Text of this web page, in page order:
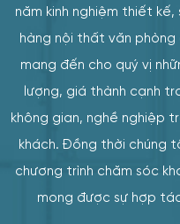
năm kinh nghiệm thiết
hàng nội thất văn
mang đến cho quý vị
lượng, giá thành cạnh
không gian, nghề nghiệp
khách. Đồng thời chúng
chương trình chăm sóc
mong được sự hợp